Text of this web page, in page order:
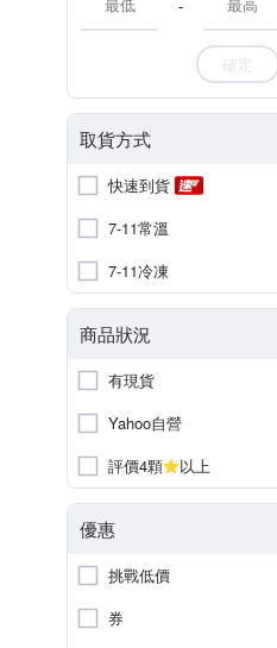
-
確定
取貨方式
快速到貨
7-11常溫
7-11冷凍
商品狀況
有現貨
Yahoo自營
評價4顆
以上
優惠
挑戰低價
券